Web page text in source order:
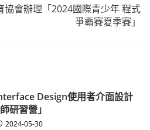
協會辦理「2024國際青少年 程式
爭霸賽夏季賽」
Design使用者介面設計
研習營」
2024-05-30